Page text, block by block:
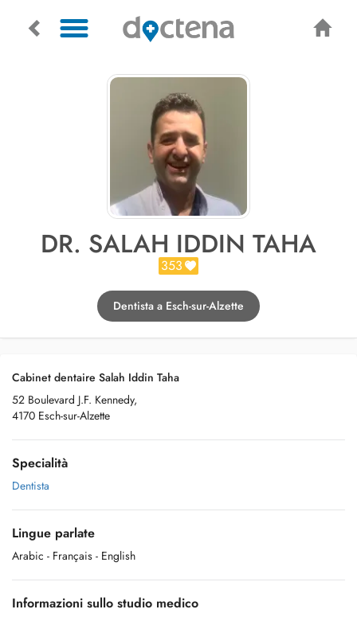
DR. SALAH IDDIN TAHA
353
Dentista a Esch-sur-Alzette
Cabinet dentaire Salah Iddin Taha
52 Boulevard J.F. Kennedy,
4170 Esch-sur-Alzette
Specialità
Dentista
Lingue parlate
Arabic - Français - English
Informazioni sullo studio medico